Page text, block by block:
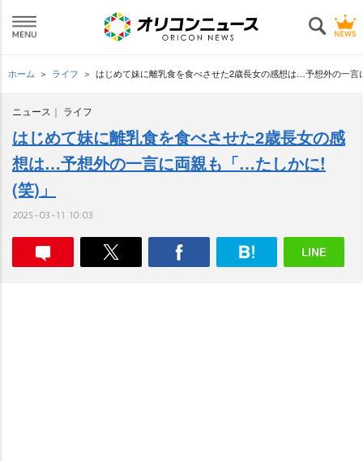
ホーム ライフ はじめて妹に離乳食を食べさせた2歳長女の感想は…予想外の一
ニュース ライフ
はじめて妹に離乳食を食べさせた2歳長女の感
想は…予想外の一言に両親も「…たしかに!
(笑)」
2025-03-11 10:03